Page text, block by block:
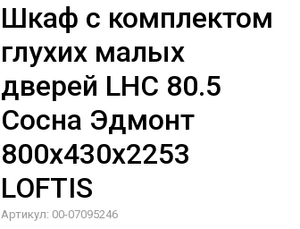
Шкаф с комплектом
глухих малых
дверей LHC 80.5
Сосна Эдмонт
800х430х2253
LOFTIS
Артикул: 00-07095246